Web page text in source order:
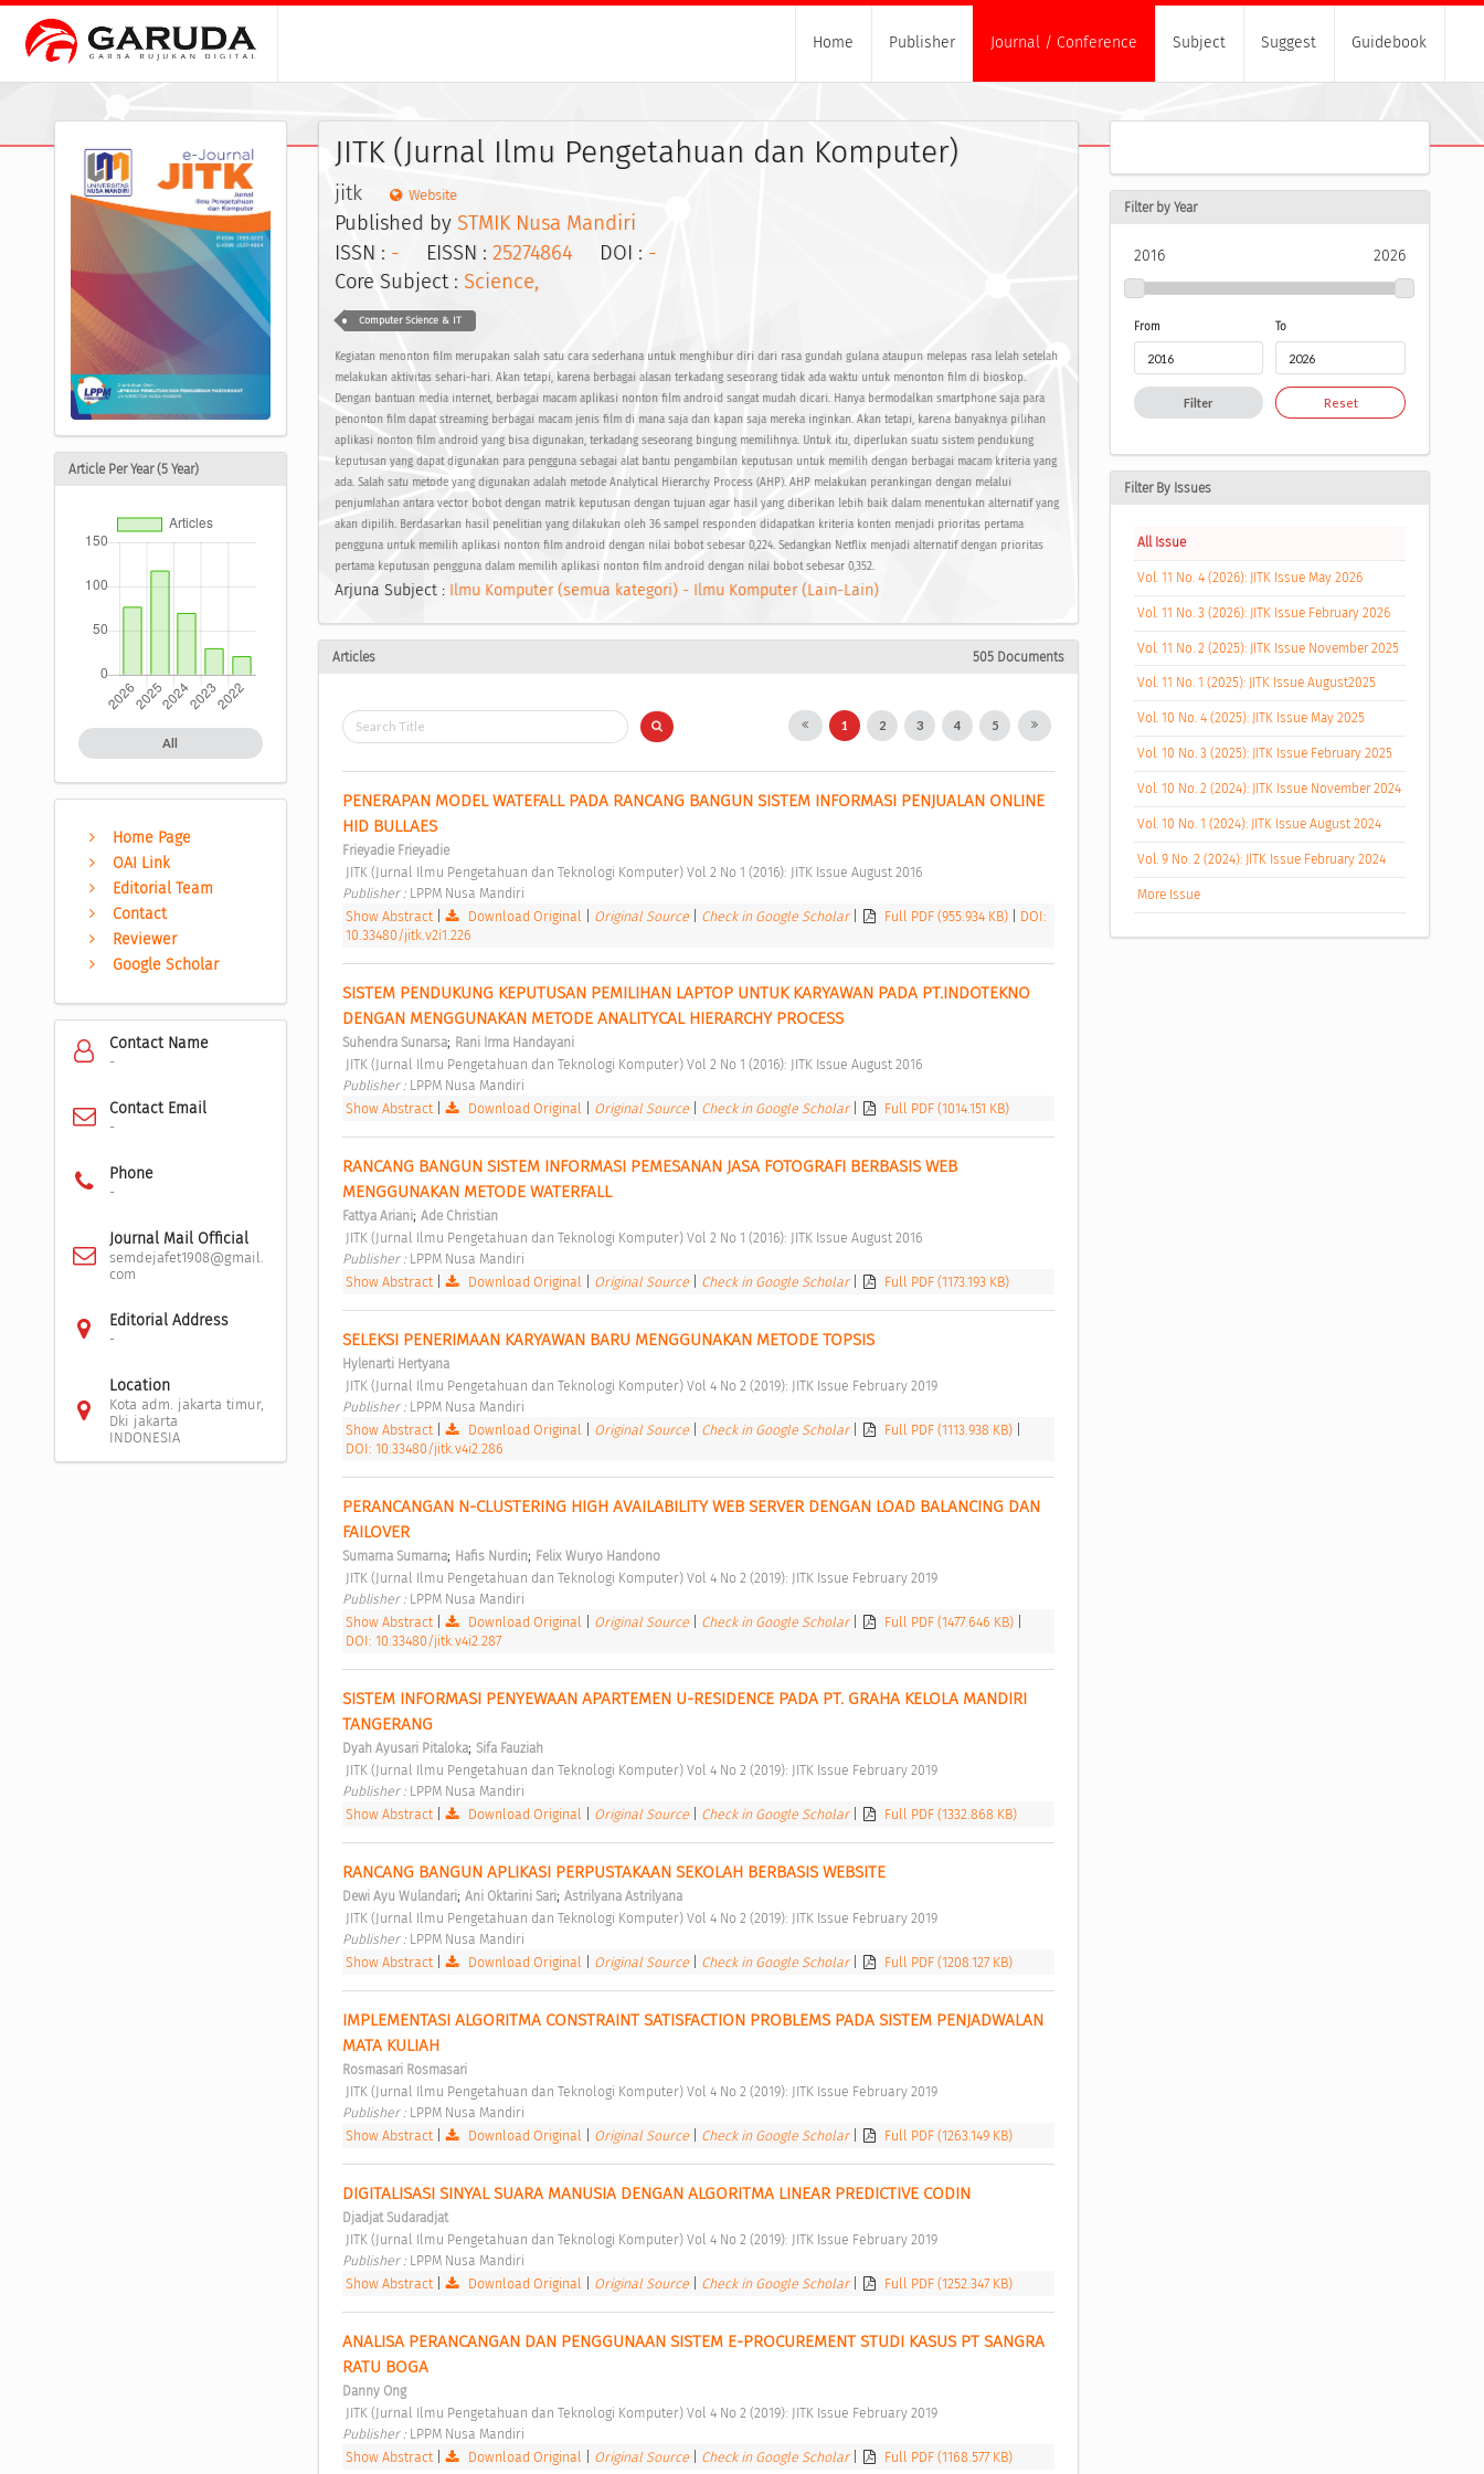
Home Publisher Journal / Conference Subject Suggest Guidebook
Article Per Year (5 Year)
All
Home Page
OAI Link
Editorial Team
Contact
Reviewer
Google Scholar
Contact Name
-
Contact Email
-
Phone
-
Journal Mail Official
semdejafet1908@gmail.
com
Editorial Address
-
Location
Kota adm. jakarta timur,
Dki jakarta
INDONESIA
JITK (Jurnal Ilmu Pengetahuan dan Komputer)
jitk Website
Published by STMIK Nusa Mandiri
ISSN : -EISSN : 25274864DOI : -
Core Subject : Science,
Computer Science & IT
Kegiatan menonton film merupakan salah satu cara sederhana untuk menghibur diri dari rasa gundah gulana ataupun melepas rasa lelah setelah
melakukan aktivitas sehari-hari. Akan tetapi, karena berbagai alasan terkadang seseorang tidak ada waktu untuk menonton film di bioskop.
Dengan bantuan media internet, berbagai macam aplikasi nonton film android sangat mudah dicari. Hanya bermodalkan smartphone saja para
penonton film dapat streaming berbagai macam jenis film di mana saja dan kapan saja mereka inginkan. Akan tetapi, karena banyaknya pilihan
aplikasi nonton film android yang bisa digunakan, terkadang seseorang bingung memilihnya. Untuk itu, diperlukan suatu sistem pendukung
keputusan yang dapat digunakan para pengguna sebagai alat bantu pengambilan keputusan untuk memilih dengan berbagai macam kriteria yang
ada. Salah satu metode yang digunakan adalah metode Analytical Hierarchy Process (AHP). AHP melakukan perankingan dengan melalui
penjumlahan antara vector bobot dengan matrik keputusan dengan tujuan agar hasil yang diberikan lebih baik dalam menentukan alternatif yang
akan dipilih. Berdasarkan hasil penelitian yang dilakukan oleh 36 sampel responden didapatkan kriteria konten menjadi prioritas pertama
pengguna untuk memilih aplikasi nonton film android dengan nilai bobot sebesar 0,224. Sedangkan Netflix menjadi alternatif dengan prioritas
pertama keputusan pengguna dalam memilih aplikasi nonton film android dengan nilai bobot sebesar 0,352.
Arjuna Subject : Ilmu Komputer (semua kategori) - Ilmu Komputer (Lain-Lain)
Articles 505 Documents
1 2 3 4 5
PENERAPAN MODEL WATEFALL PADA RANCANG BANGUN SISTEM INFORMASI PENJUALAN ONLINE
HID BULLAES
Frieyadie Frieyadie
JITK (Jurnal Ilmu Pengetahuan dan Teknologi Komputer) Vol 2 No 1 (2016): JITK Issue August 2016
Publisher : LPPM Nusa Mandiri
Show Abstract| Download Original Original Source Check in Google Scholar Full PDF (955.934 KB)
DOI:
10.33480/jitk.v2i1.226
SISTEM PENDUKUNG KEPUTUSAN PEMILIHAN LAPTOP UNTUK KARYAWAN PADA PT.INDOTEKNO
DENGAN MENGGUNAKAN METODE ANALITYCAL HIERARCHY PROCESS
Suhendra Sunarsa; Rani Irma Handayani
JITK (Jurnal Ilmu Pengetahuan dan Teknologi Komputer) Vol 2 No 1 (2016): JITK Issue August 2016
Publisher : LPPM Nusa Mandiri
Show Abstract| Download Original Original Source Check in Google Scholar Full PDF (1014.151 KB)
RANCANG BANGUN SISTEM INFORMASI PEMESANAN JASA FOTOGRAFI BERBASIS WEB
MENGGUNAKAN METODE WATERFALL
Fattya Ariani; Ade Christian
JITK (Jurnal Ilmu Pengetahuan dan Teknologi Komputer) Vol 2 No 1 (2016): JITK Issue August 2016
Publisher : LPPM Nusa Mandiri
Show Abstract| Download Original Original Source Check in Google Scholar Full PDF (1173.193 KB)
SELEKSI PENERIMAAN KARYAWAN BARU MENGGUNAKAN METODE TOPSIS
Hylenarti Hertyana
JITK (Jurnal Ilmu Pengetahuan dan Teknologi Komputer) Vol 4 No 2 (2019): JITK Issue February 2019
Publisher : LPPM Nusa Mandiri
Show Abstract| Download Original Original Source Check in Google Scholar Full PDF (1113.938 KB)
DOI: 10.33480/jitk.v4i2.286
PERANCANGAN N-CLUSTERING HIGH AVAILABILITY WEB SERVER DENGAN LOAD BALANCING DAN
FAILOVER
Sumarna Sumarna; Hafis Nurdin; Felix Wuryo Handono
JITK (Jurnal Ilmu Pengetahuan dan Teknologi Komputer) Vol 4 No 2 (2019): JITK Issue February 2019
Publisher : LPPM Nusa Mandiri
Show Abstract| Download Original Original Source Check in Google Scholar Full PDF (1477.646 KB)
DOI: 10.33480/jitk.v4i2.287
SISTEM INFORMASI PENYEWAAN APARTEMEN U-RESIDENCE PADA PT. GRAHA KELOLA MANDIRI
TANGERANG
Dyah Ayusari Pitaloka; Sifa Fauziah
JITK (Jurnal Ilmu Pengetahuan dan Teknologi Komputer) Vol 4 No 2 (2019): JITK Issue February 2019
Publisher : LPPM Nusa Mandiri
Show Abstract| Download Original Original Source Check in Google Scholar Full PDF (1332.868 KB)
RANCANG BANGUN APLIKASI PERPUSTAKAAN SEKOLAH BERBASIS WEBSITE
Dewi Ayu Wulandari; Ani Oktarini Sari; Astrilyana Astrilyana
JITK (Jurnal Ilmu Pengetahuan dan Teknologi Komputer) Vol 4 No 2 (2019): JITK Issue February 2019
Publisher : LPPM Nusa Mandiri
Show Abstract| Download Original Original Source Check in Google Scholar Full PDF (1208.127 KB)
IMPLEMENTASI ALGORITMA CONSTRAINT SATISFACTION PROBLEMS PADA SISTEM PENJADWALAN
MATA KULIAH
Rosmasari Rosmasari
JITK (Jurnal Ilmu Pengetahuan dan Teknologi Komputer) Vol 4 No 2 (2019): JITK Issue February 2019
Publisher : LPPM Nusa Mandiri
Show Abstract| Download Original Original Source Check in Google Scholar Full PDF (1263.149 KB)
DIGITALISASI SINYAL SUARA MANUSIA DENGAN ALGORITMA LINEAR PREDICTIVE CODIN
Djadjat Sudaradjat
JITK (Jurnal Ilmu Pengetahuan dan Teknologi Komputer) Vol 4 No 2 (2019): JITK Issue February 2019
Publisher : LPPM Nusa Mandiri
Show Abstract| Download Original Original Source Check in Google Scholar Full PDF (1252.347 KB)
ANALISA PERANCANGAN DAN PENGGUNAAN SISTEM E-PROCUREMENT STUDI KASUS PT SANGRA
RATU BOGA
Danny Ong
JITK (Jurnal Ilmu Pengetahuan dan Teknologi Komputer) Vol 4 No 2 (2019): JITK Issue February 2019
Publisher : LPPM Nusa Mandiri
Show Abstract| Download Original Original Source Check in Google Scholar Full PDF (1168.577 KB)
Filter by Year
2016 2026
From To
Filter Reset
Filter By Issues
All Issue
Vol. 11 No. 4 (2026): JITK Issue May 2026
Vol. 11 No. 3 (2026): JITK Issue February 2026
Vol. 11 No. 2 (2025): JITK Issue November 2025
Vol. 11 No. 1 (2025): JITK Issue August2025
Vol. 10 No. 4 (2025): JITK Issue May 2025
Vol. 10 No. 3 (2025): JITK Issue February 2025
Vol. 10 No. 2 (2024): JITK Issue November 2024
Vol. 10 No. 1 (2024): JITK Issue August 2024
Vol. 9 No. 2 (2024): JITK Issue February 2024
More Issue